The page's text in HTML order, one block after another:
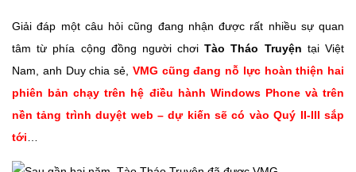
Giải đáp một câu hỏi cũng đang nhận được rất nhiều sự quan
tâm từ phía cộng đồng người chơiTào Tháo Truyện tại Việt
Nam, anh Duy chia sẻ, VMG cũng đang nỗ lực hoàn thiện hai
phiên bản chạy trên hệ điều hành Windows Phone và trên
nền tảng trình duyệt web – dự kiến sẽ có vào Quý II-III sắp
tới